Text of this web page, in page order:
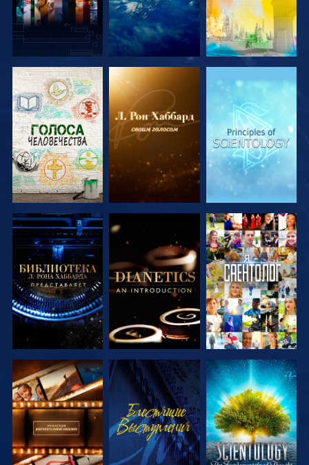
СМОТРЕТЬ
ПЕРЕДАЧИ
СМОТРЕТЬ
ПЕРЕДАЧИ
СМОТРЕТЬ
ПЕРЕДАЧИ
СМОТРЕТЬ
ПЕРЕДАЧИ
СМОТРЕТЬ
ПЕРЕДАЧИ
СМОТРЕТЬ
СМОТРЕТЬ
ПЕРЕДАЧИ
СМОТРЕТЬ
СМОТРЕТЬ
ПЕРЕДАЧИ